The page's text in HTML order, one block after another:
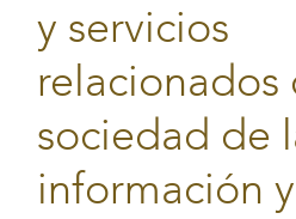
y servicios
relacionados
sociedad de
información